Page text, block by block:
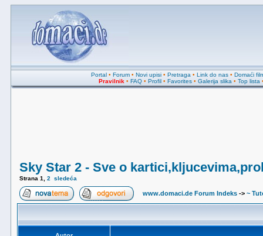
Portal• Forum• Novi upisi• Pretraga • Link do nas• Domaći
Pravilnik • FAQ • Profil • Favorites • Galerija slika • Top lista
Sky Star 2 - Sve o
Strana 1 2 sledeća
www.domaci.de Forum Indeks -> ~